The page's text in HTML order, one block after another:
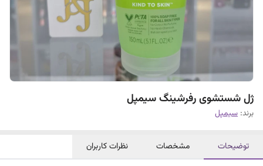
ژل شستشوی رفرشینگ سیمپل
برند: سیمپل
توضیحات مشخصات نظرات کاربران